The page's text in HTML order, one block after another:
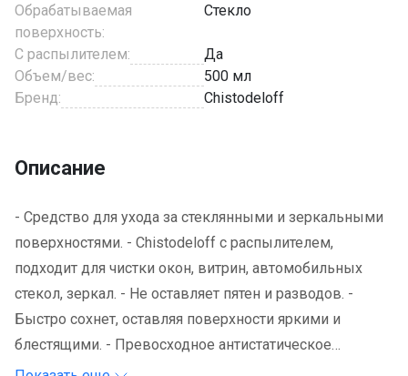
Обрабатываемая
поверхность:
Стекло
С распылителем:
Да
Объем/вес:
500 мл
Бренд:
Chistodeloff
Описание
- Средство для ухода за стеклянными и зеркальными
поверхностями. - Chistodeloff с распылителем,
подходит для чистки окон, витрин, автомобильных
стекол, зеркал. - Не оставляет пятен и разводов. -
Быстро сохнет, оставляя поверхности яркими и
блестящими. - Превосходное антистатическое
действие предотвращает накопление пыли на